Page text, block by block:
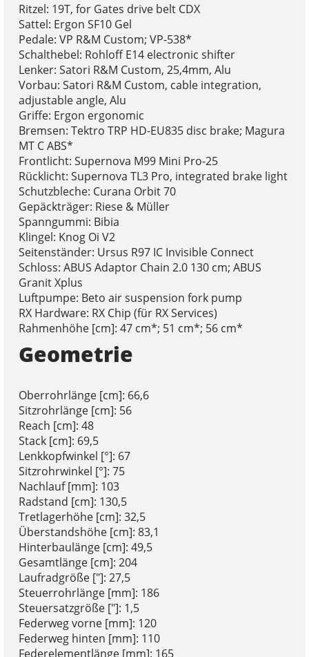
Ritzel: 19T, for Gates drive belt CDX
Sattel: Ergon SF10 Gel
Pedale: VP R&M Custom; VP-538*
Schalthebel: Rohloff E14 electronic shifter
Lenker: Satori R&M Custom, 25,4mm, Alu
Vorbau: Satori R&M Custom, cable integration,
adjustable angle, Alu
Griffe: Ergon ergonomic
Bremsen: Tektro TRP HD-EU835 disc brake; Magura
MT C ABS*
Frontlicht: Supernova M99 Mini Pro-25
Rücklicht: Supernova TL3 Pro, integrated brake light
Schutzbleche: Curana Orbit 70
Gepäckträger: Riese & Müller
Spanngummi: Bibia
Klingel: Knog Oi V2
Seitenständer: Ursus R97 IC Invisible Connect
Schloss: ABUS Adaptor Chain 2.0 130 cm; ABUS
Granit Xplus
Luftpumpe: Beto air suspension fork pump
RX Hardware: RX Chip (für RX Services)
Rahmenhöhe [cm]: 47 cm*; 51 cm*; 56 cm*
Geometrie
Oberrohrlänge [cm]: 66,6
Sitzrohrlänge [cm]: 56
Reach [cm]: 48
Stack [cm]: 69,5
Lenkkopfwinkel [°]: 67
Sitzrohrwinkel [°]: 75
Nachlauf [mm]: 103
Radstand [cm]: 130,5
Tretlagerhöhe [cm]: 32,5
Überstandshöhe [cm]: 83,1
Hinterbaulänge [cm]: 49,5
Gesamtlänge [cm]: 204
Laufradgröße ["]: 27,5
Steuerrohrlänge [mm]: 186
Steuersatzgröße ["]: 1,5
Federweg vorne [mm]: 120
Federweg hinten [mm]: 110
Federelementlänge [mm]: 165